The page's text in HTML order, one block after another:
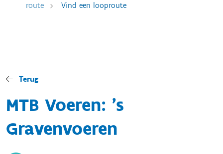
route
Vind een looproute
Terug
MTB Voeren: 's
Gravenvoeren